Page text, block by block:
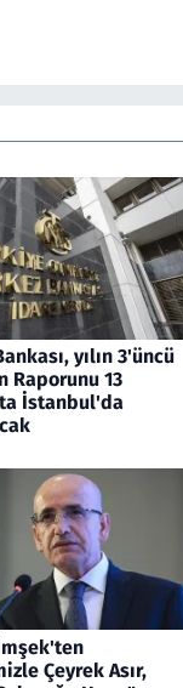
yılın 3'üncü
Raporunu 13
İstanbul'da
Çeyrek Asır,